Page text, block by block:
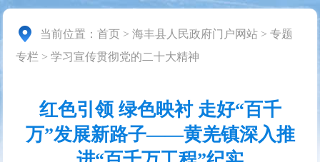
当前位置：首页 >海丰县人民政府门户网站 >专题
专栏 >学习宣传贯彻党的二十大精神
红色引领 绿色映衬 走好“百千
万”发展新路子——黄羌镇深入推